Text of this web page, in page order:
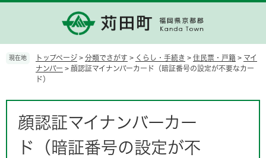
の
ー
現在地 トップページ > 分類でさがす > くらし・手続き > 住民票・戸籍 > マイ
ナンバー > 顔認証マイナンバーカード（暗証番号の設定が不要なカー
ド）
顔認証マイナンバーカー
ド（暗証番号の設定が不